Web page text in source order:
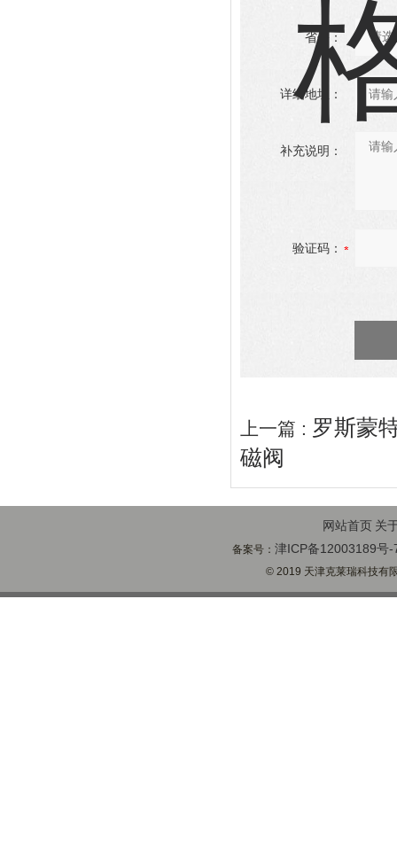
省份：
详细地址：
补充说明：
验证码：
上一篇 : 罗斯蒙
磁阀
网站首页 关
备案号：津ICP备12003189号-
© 2019 天津克莱瑞科技有